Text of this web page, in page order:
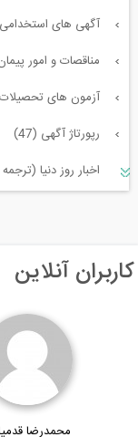
آگهی های استخدامی
مناقصات و امور
آزمون های تحصیلات
رپورتاژ آگهی (47)
اخبار روز دنیا (ترجمه
معماری (544)
آب، راه، محیط
کاربران آنلاین
محمدرضا